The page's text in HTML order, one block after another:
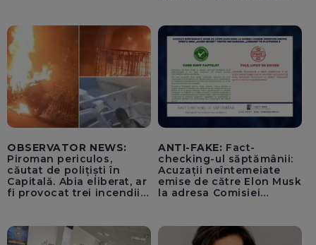
OBSERVATOR NEWS:
Piroman periculos,
căutat de polițiști în
Capitală. Abia eliberat, ar
fi provocat trei incendii
ANTI-FAKE: Fact-
checking-ul săptămânii:
Acuzații neîntemeiate
emise de către Elon Musk
la adresa Comisiei
pentru instaurarea
„cenzurii” pe platforma X